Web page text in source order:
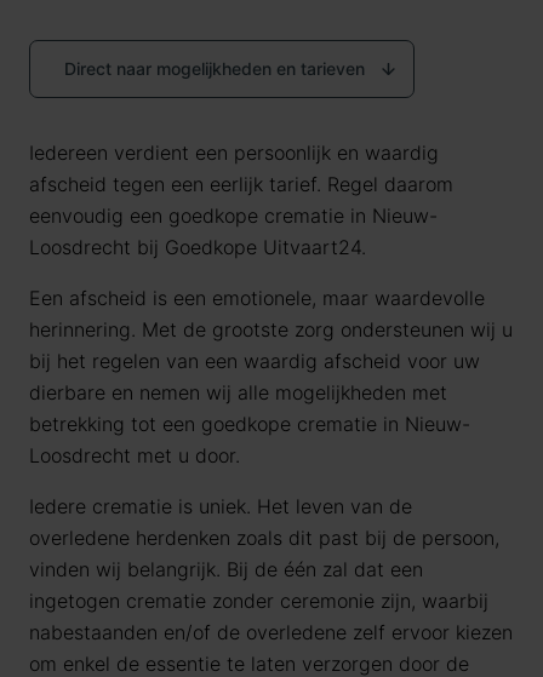
Direct naar mogelijkheden en tarieven
Iedereen verdient een persoonlijk en waardig
afscheid tegen een eerlijk tarief. Regel daarom
eenvoudig een goedkope crematie in Nieuw-
Loosdrecht bij Goedkope Uitvaart24.
Een afscheid is een emotionele, maar waardevolle
herinnering. Met de grootste zorg ondersteunen wij u
bij het regelen van een waardig afscheid voor uw
dierbare en nemen wij alle mogelijkheden met
betrekking tot een goedkope crematie in Nieuw-
Loosdrecht met u door.
Iedere crematie is uniek. Het leven van de
overledene herdenken zoals dit past bij de persoon,
vinden wij belangrijk. Bij de één zal dat een
ingetogen crematie zonder ceremonie zijn, waarbij
nabestaanden en/of de overledene zelf ervoor kiezen
om enkel de essentie te laten verzorgen door de